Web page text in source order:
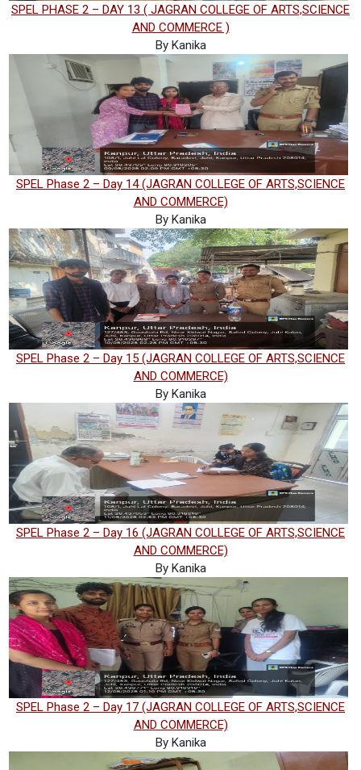
SPEL PHASE 2 – DAY 13 ( JAGRAN COLLEGE OF ARTS,SCIENCE
AND COMMERCE )
By Kanika
SPEL Phase 2 – Day 14 (JAGRAN COLLEGE OF ARTS,SCIENCE
AND COMMERCE)
By Kanika
SPEL Phase 2 – Day 15 (JAGRAN COLLEGE OF ARTS,SCIENCE
AND COMMERCE)
By Kanika
SPEL Phase 2 – Day 16 (JAGRAN COLLEGE OF ARTS,SCIENCE
AND COMMERCE)
By Kanika
SPEL Phase 2 – Day 17 (JAGRAN COLLEGE OF ARTS,SCIENCE
AND COMMERCE)
By Kanika